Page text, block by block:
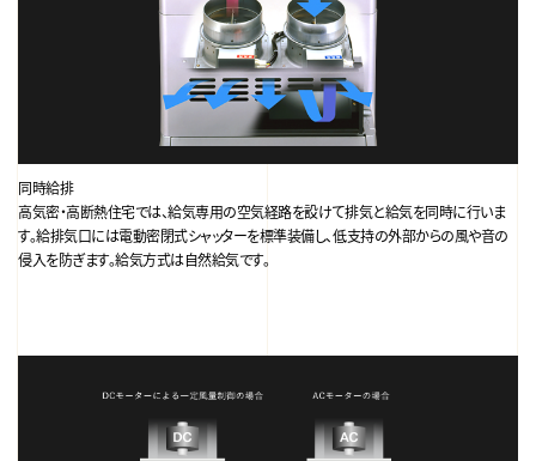
同時給排
高気密・高断熱住宅では、給気専用の空気経路を設けて排気と給気を同時に行いま
す。給排気口には電動密閉式シャッターを標準装備し、低支持の外部からの風や音の
侵入を防ぎます。給気方式は自然給気です。